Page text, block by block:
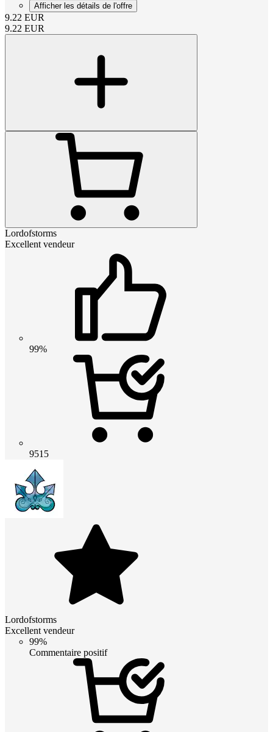
Afficher les détails de l'offre
9.22 EUR
9.22 EUR
Lordofstorms
Excellent vendeur
99%
9515
Lordofstorms
Excellent vendeur
99%
Commentaire positif